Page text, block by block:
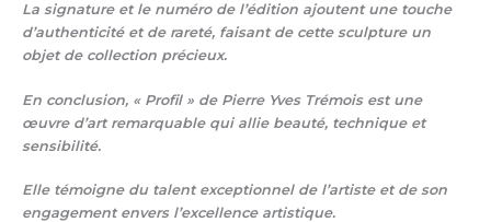
La signature et le numéro de l’édition ajoutent une touche
d’authenticité et de rareté, faisant de cette sculpture un
objet de collection précieux.
En conclusion, « Profil » de Pierre Yves Trémois est une
œuvre d’art remarquable qui allie beauté, technique et
sensibilité.
Elle témoigne du talent exceptionnel de l’artiste et de son
engagement envers l’excellence artistique.